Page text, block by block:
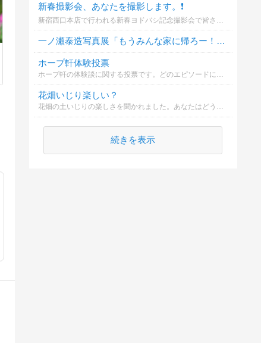
新春撮影会、あなたを撮影します。❗️
一ノ瀬泰造写真展「もうみんな家に帰ろー！」について
ホープ軒体験投票
ホープ軒の体験談に関する投票です。どのエピソードに共感しますか？
花畑いじり楽しい？
花畑の土いじりの楽しさを聞かれました。あなたはどう思いますか？
続きを表示